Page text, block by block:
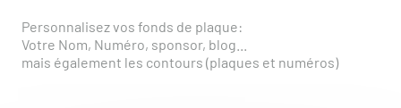
Personnalisez vos fonds de plaque:
Votre Nom, Numéro, sponsor, blog...
mais également les contours (plaques et numéros)